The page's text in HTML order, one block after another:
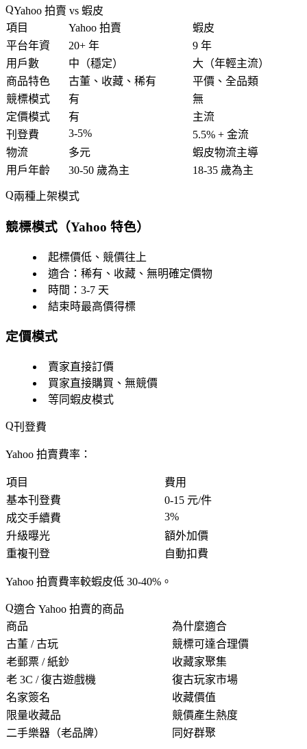
Yahoo 拍賣 vs 蝦皮
項目
Yahoo 拍賣
蝦皮
平台年資
20+ 年
9 年
用戶數
中（穩定）
大（年輕主流）
商品特色
古董、收藏、稀有
平價、全品類
競標模式
有
無
定價模式
有
主流
刊登費
3-5%
5.5% + 金流
物流
多元
蝦皮物流主導
用戶年齡
30-50 歲為主 18-35 歲為主
兩種上架模式
競標模式（Yahoo 特色）
起標價低、競價往上
適合：稀有、收藏、無明確定價物
時間：3-7 天
結束時最高價得標
定價模式
賣家直接訂價
買家直接購買、無競價
等同蝦皮模式
刊登費
Yahoo 拍賣費率：
項目
費用
基本刊登費
0-15 元/件
成交手續費
3%
升級曝光
額外加價
重複刊登
自動扣費
Yahoo 拍賣費率較蝦皮低 30-40% 。
適合 Yahoo 拍賣的商品
商品
為什麼適合
古董 / 古玩
競標可達合理價
老郵票 / 紙鈔
收藏家聚集
老 3C / 復古遊戲機
復古玩家市場
名家簽名
收藏價值
限量收藏品
競價產生熱度
二手樂器（老品牌）
同好群聚